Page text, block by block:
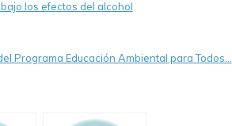
los efectos del alcohol
Programa Educación Ambiental para Todos…